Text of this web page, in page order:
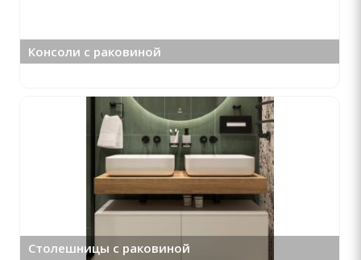
Консоли с раковиной
Столешницы с раковиной